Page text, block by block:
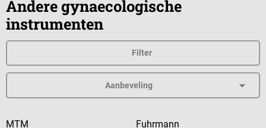
Andere gynaecologische
instrumenten
Filter
MTM Fuhrmann